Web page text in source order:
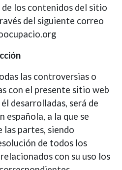
los contenidos del sitio
del siguiente correo
las controversias o
con el presente sitio web
desarrolladas, será de
española, a la que se
las partes, siendo
de todos los
con su uso los